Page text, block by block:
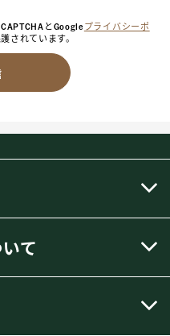
とGoogleプライバシーポ
されています。
て